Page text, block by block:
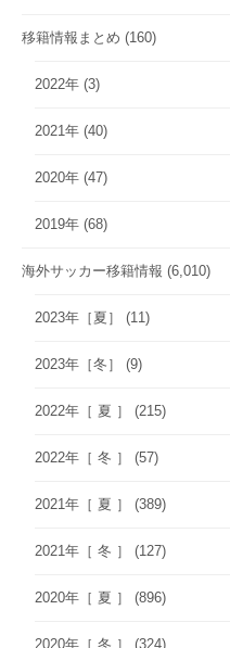
移籍情報まとめ (160)
2022年 (3)
2021年 (40)
2020年 (47)
2019年 (68)
海外サッカー移籍情報 (6,010)
2023年［夏］ (11)
2023年［冬］ (9)
2022年［ 夏 ］ (215)
2022年［ 冬 ］ (57)
2021年［ 夏 ］ (389)
2021年［ 冬 ］ (127)
2020年［ 夏 ］ (896)
2020年［ 冬 ］ (324)